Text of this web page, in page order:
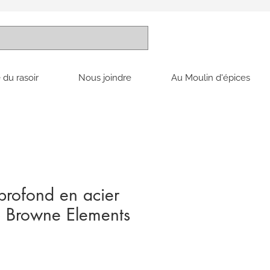
rasoir Nous joindre Au Moulin d'épices
en acier
Elements